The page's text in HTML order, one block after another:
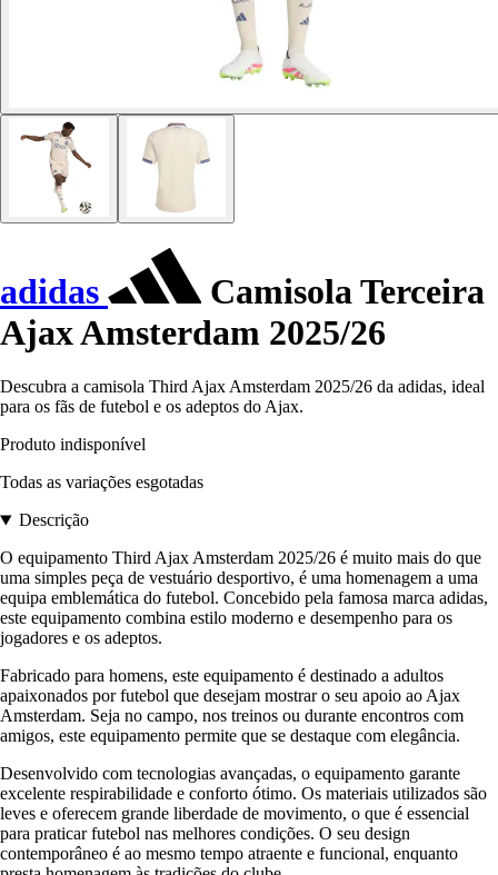
adidas
Camisola Terceira
Ajax Amsterdam 2025/26
Descubra a camisola Third Ajax Amsterdam 2025/26 da adidas, ideal
para os fãs de futebol e os adeptos do Ajax.
Produto indisponível
Todas as variações esgotadas
Descrição
O equipamento Third Ajax Amsterdam 2025/26 é muito mais do que
uma simples peça de vestuário desportivo, é uma homenagem a uma
equipa emblemática do futebol. Concebido pela famosa marca adidas,
este equipamento combina estilo moderno e desempenho para os
jogadores e os adeptos.
Fabricado para homens, este equipamento é destinado a adultos
apaixonados por futebol que desejam mostrar o seu apoio ao Ajax
Amsterdam. Seja no campo, nos treinos ou durante encontros com
amigos, este equipamento permite que se destaque com elegância.
Desenvolvido com tecnologias avançadas, o equipamento garante
excelente respirabilidade e conforto ótimo. Os materiais utilizados são
leves e oferecem grande liberdade de movimento, o que é essencial
para praticar futebol nas melhores condições. O seu design
contemporâneo é ao mesmo tempo atraente e funcional, enquanto